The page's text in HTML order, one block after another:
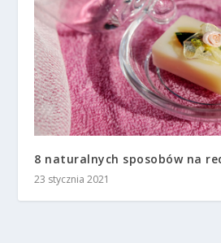
8 naturalnych sposobów na
23 stycznia 2021